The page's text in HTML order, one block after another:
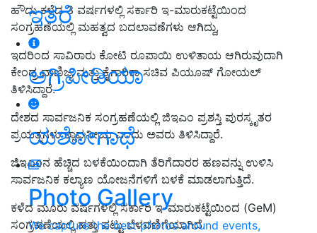
ಇತರೆ
ಅಗ್ರಿಪೀಡಿಯಾ
ಯಶೋಗಾಥೆ
Photo Gallery
We capture the best photos around events,
ಹೌದುಕಳೆದ3 ವರ್ಷಗಳಲ್ಲಿ ಸರ್ಕಾರಿ ಇ-ಮಾರುಕಟ್ಟೆಯಿಂದ
ಸಂಗ್ರಹಣೆಯಲ್ಲಿ ಮಹತ್ವದ ಬದಲಾವಣೆಗಳು ಆಗಿದ್ದು,
ಇದರಿಂದ ಸಾವಿರಾರು ಕೋಟಿ ರೂಪಾಯಿ ಉಳಿತಾಯ ಆಗಿರುವುದಾಗಿ
ಕೇಂದ್ರ ವಾಣಿಜ್ಯ ಮತ್ತು ಕೈಗಾರಿಕಾ ಸಚಿವ ಪಿಯೂಷ್ ಗೋಯಲ್
ತಿಳಿಸಿದ್ದಾರೆ.
ದೇಶದ ಸಾರ್ವಜನಿಕ ಸಂಗ್ರಹಣೆಯಲ್ಲಿ ಜಿಇಎಂ ಪ್ರಶಸ್ತಿ ಪುರಸ್ಕೃತರ
ಪ್ರಯತ್ನಗಳುಶ್ಲಾಘನೀಯ ಎಂದು ಅವರು ತಿಳಿಸಿದ್ದಾರೆ.
ಜಿಇಎಂನ ಹೆಚ್ಚಿದ ಬಳಕೆಯಿಂದಾಗಿ ತೆರಿಗೆದಾರರ ಹಣವನ್ನು ಉಳಿಸಿ
ಸಾರ್ವಜನಿಕ ಕಲ್ಯಾಣ ಯೋಜನೆಗಳಿಗೆ ಬಳಕೆ ಮಾಡಲಾಗುತ್ತಿದೆ.
ಕಳೆದ ಮೂರು ವರ್ಷಗಳಲ್ಲಿ ಸರ್ಕಾರಿ ಇ-ಮಾರುಕಟ್ಟೆಯಿಂದ (GeM)
ಸಂಗ್ರಹಣೆಯಲ್ಲಿ ಹತ್ತು ಪಟ್ಟು ಬೆಳವಣಿಗೆಯಾಗಿದೆ.